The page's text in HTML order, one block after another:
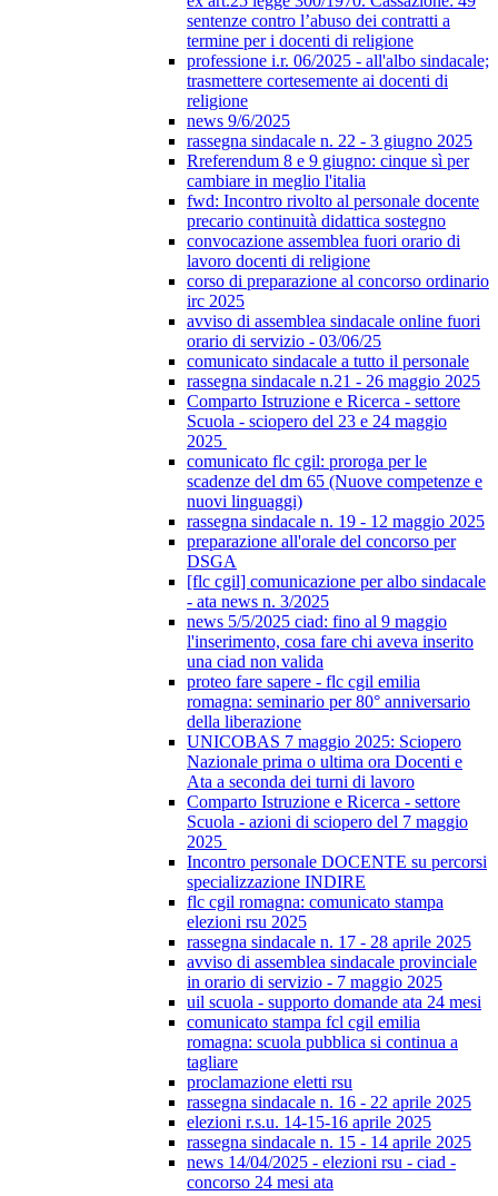
sentenze contro l’abuso dei contratti a
termine per i docenti di religione
professione i.r. 06/2025 - all'albo sindacale;
trasmettere cortesemente ai docenti di
religione
news 9/6/2025
rassegna sindacale n. 22 - 3 giugno 2025
Rreferendum 8 e 9 giugno: cinque sì per
cambiare in meglio l'italia
fwd: Incontro rivolto al personale docente
precario continuità didattica sostegno
convocazione assemblea fuori orario di
lavoro docenti di religione
corso di preparazione al concorso ordinario
irc 2025
avviso di assemblea sindacale online fuori
orario di servizio - 03/06/25
comunicato sindacale a tutto il personale
rassegna sindacale n.21 - 26 maggio 2025
Comparto Istruzione e Ricerca - settore
Scuola - sciopero del 23 e 24 maggio
2025
comunicato flc cgil: proroga per le
scadenze del dm 65 (Nuove competenze e
nuovi linguaggi)
rassegna sindacale n. 19 - 12 maggio 2025
preparazione all'orale del concorso per
DSGA
[flc cgil] comunicazione per albo sindacale
- ata news n. 3/2025
news 5/5/2025 ciad: fino al 9 maggio
l'inserimento, cosa fare chi aveva inserito
una ciad non valida
proteo fare sapere - flc cgil emilia
romagna: seminario per 80° anniversario
della liberazione
UNICOBAS 7 maggio 2025: Sciopero
Nazionale prima o ultima ora Docenti e
Ata a seconda dei turni di lavoro
Comparto Istruzione e Ricerca - settore
Scuola - azioni di sciopero del 7 maggio
2025
Incontro personale DOCENTE su percorsi
specializzazione INDIRE
flc cgil romagna: comunicato stampa
elezioni rsu 2025
rassegna sindacale n. 17 - 28 aprile 2025
avviso di assemblea sindacale provinciale
in orario di servizio - 7 maggio 2025
uil scuola - supporto domande ata 24 mesi
comunicato stampa fcl cgil emilia
romagna: scuola pubblica si continua a
tagliare
proclamazione eletti rsu
rassegna sindacale n. 16 - 22 aprile 2025
elezioni r.s.u. 14-15-16 aprile 2025
rassegna sindacale n. 15 - 14 aprile 2025
news 14/04/2025 - elezioni rsu - ciad -
concorso 24 mesi ata